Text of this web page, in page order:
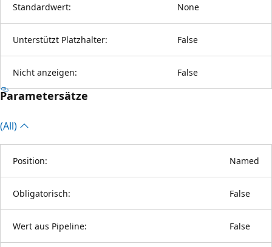
Standardwert: None
Unterstützt Platzhalter: False
Nicht anzeigen: False
Parametersätze
(All)
Position: Named
Obligatorisch: False
Wert aus Pipeline: False